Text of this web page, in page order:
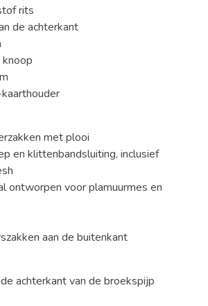
rits
de achterkant
met plooi
en klittenbandsluiting, inclusief
ontworpen voor plamuurmes en
aan de buitenkant
achterkant van de broekspijp